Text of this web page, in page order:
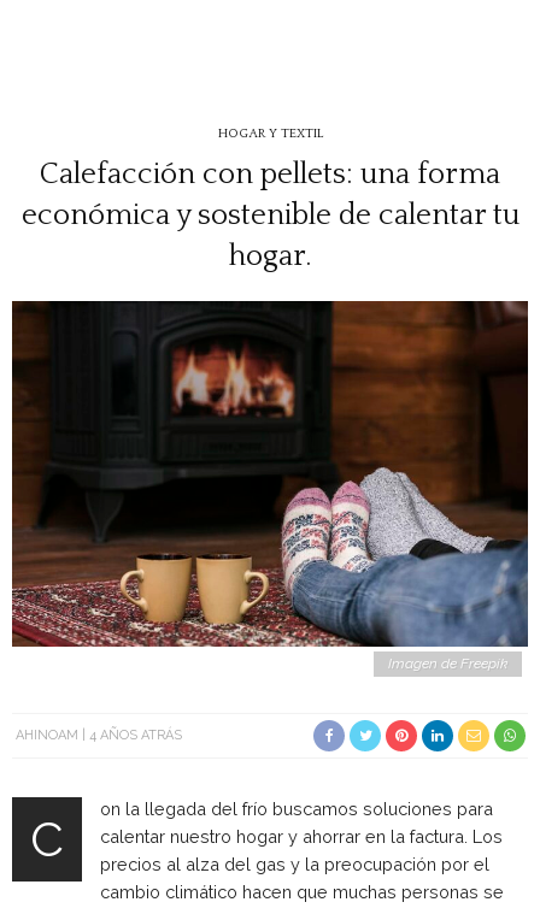
HOGAR Y TEXTIL
Calefacción con pellets: una forma
económica y sostenible de calentar tu
hogar.
Imagen de Freepik
AHINOAM 4 AÑOS ATRÁS
C
on la llegada del frío buscamos soluciones para
calentar nuestro hogar y ahorrar en la factura. Los
precios al alza del gas y la preocupación por el
cambio climático hacen que muchas personas se